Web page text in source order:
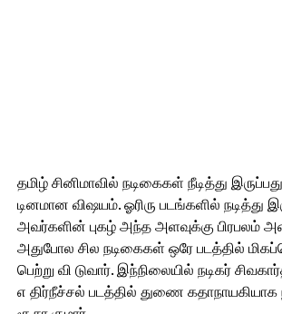
தமிழ் சினிமாவில் நடிகைகள் நீடித்து
டினமான விஷயம். ஓரிரு படங்களில் நடித்து
அவர்களின் புகழ் அந்த அளவுக்கு பிரபலம்
அதுபோல சில நடிகைகள் ஒரே படத்தில்
பெற்று வி டுவார். இந்நிலையில் நடிகர்
எ திர்நீச்சல் படத்தில் துணை கதாநாயகியாக